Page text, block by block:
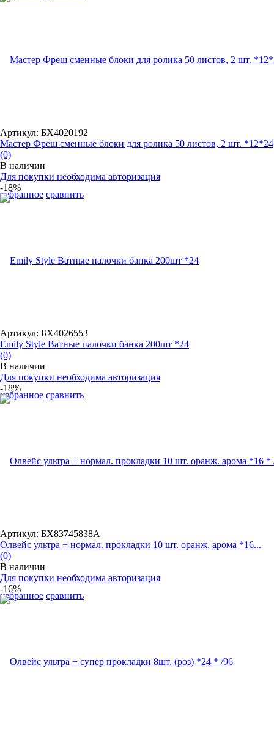
избранное сравнить
Артикул: БХ4020192
Мастер Фреш сменные блоки для ролика 50 листов, 2 шт. *12*24
(0)
В наличии
Для покупки необходима авторизация
-18%
избранное сравнить
Артикул: БХ4026553
Emily Style Ватные палочки банка 200шт *24
(0)
В наличии
Для покупки необходима авторизация
-18%
избранное сравнить
Артикул: БХ83745838А
Олвейс ультра + нормал. прокладки 10 шт. оранж. арома *16...
(0)
В наличии
Для покупки необходима авторизация
-16%